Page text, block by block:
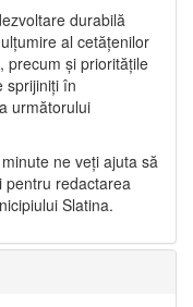
durabilă
al cetățenilor
precum și prioritățile
sprijiniți în
următorului
ne veți ajuta să
pentru redactarea
Slatina.